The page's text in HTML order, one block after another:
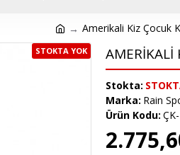
Amerikali Kiz Çocuk
STOKTA YOK AMERIKALI
Stokta:
Marka: Rain
Ürün Kodu: